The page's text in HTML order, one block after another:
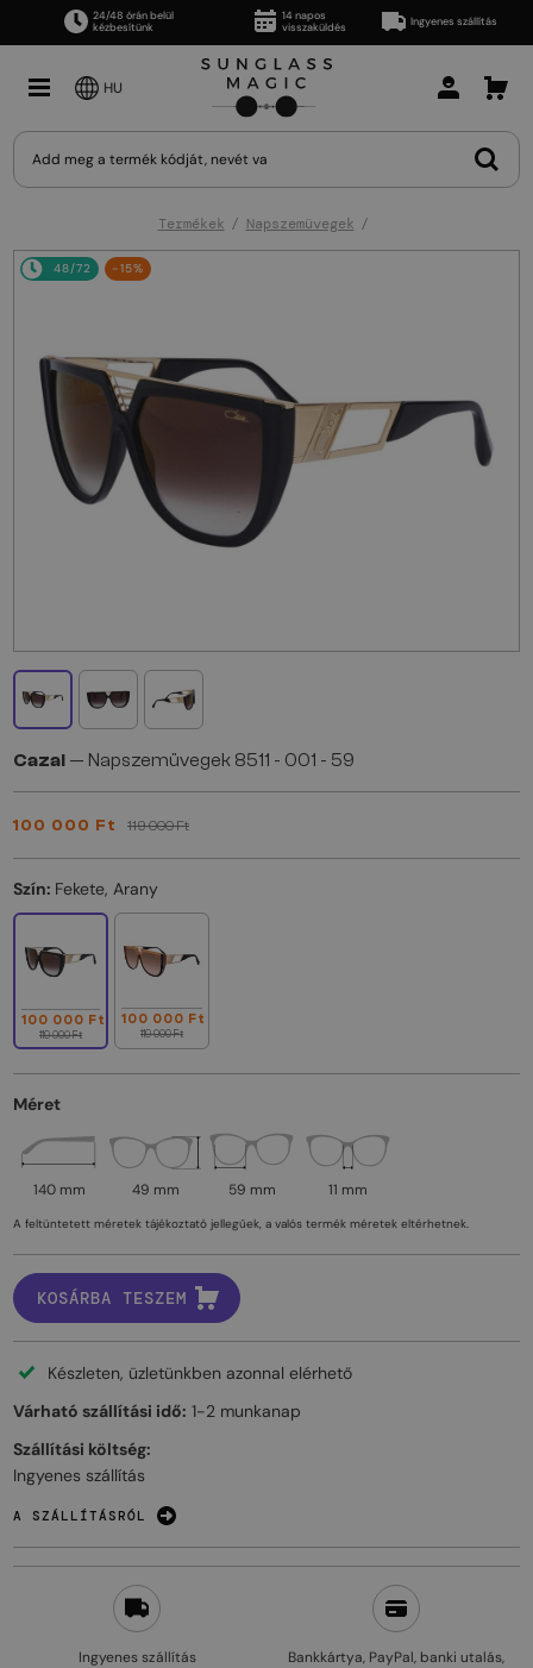
24/48 órán belül
kézbesítünk
14 napos
visszaküldés
Ingyenes szállítás
HU
Termékek Napszemüvegek
Ingyenes szállítás
Bankkártya, PayPal, banki utalás,
48/72 -15%
Cazal — Napszemüvegek 8511 - 001 - 59
100 000 Ft 119 000 Ft
Szín: Fekete, Arany
100 000 Ft
119 000 Ft
100 000 Ft
119 000 Ft
Méret
140 mm 49 mm 59 mm 11 mm
A feltüntetett méretek tájékoztató jellegűek, a valós termék méretek eltérhetnek.
KOSÁRBA TESZEM
Készleten, üzletünkben azonnal elérhető
Várható szállítási idő: 1-2 munkanap
Szállítási költség:
Ingyenes szállítás
A SZÁLLÍTÁSRÓL